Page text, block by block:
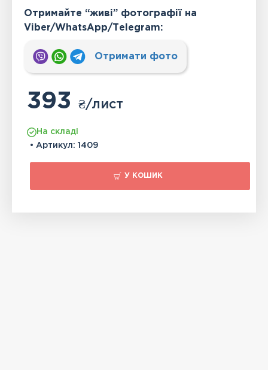
Отримайте “живі” фотографії на
Viber/WhatsApp/Тelegram:
Отримати фото
393₴/лист
На складі
• Артикул: 1409
У КОШИК